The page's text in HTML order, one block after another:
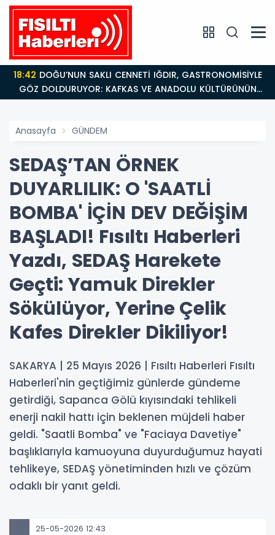
18:42
GÖZ DOLDURUYOR: KAFKAS VE ANADOLU KÜLTÜRÜNÜN
BULUŞMA NOKTASI
Anasayfa GÜNDEM
SEDAŞ’TAN ÖRNEK
DUYARLILIK: O 'SAATLİ
BOMBA' İÇİN DEV DEĞİŞİM
BAŞLADI! Fısıltı Haberleri
Yazdı, SEDAŞ Harekete
Geçti: Yamuk Direkler
Sökülüyor, Yerine Çelik
Kafes Direkler Dikiliyor!
SAKARYA | 25 Mayıs 2026 | Fısıltı Haberleri Fısıltı
Haberleri'nin geçtiğimiz günlerde gündeme
getirdiği, Sapanca Gölü kıyısındaki tehlikeli
enerji nakil hattı için beklenen müjdeli haber
geldi. "Saatli Bomba" ve "Faciaya Davetiye"
başlıklarıyla kamuoyuna duyurduğumuz hayati
tehlikeye, SEDAŞ yönetiminden hızlı ve çözüm
odaklı bir yanıt geldi.
25-05-2026 12:43